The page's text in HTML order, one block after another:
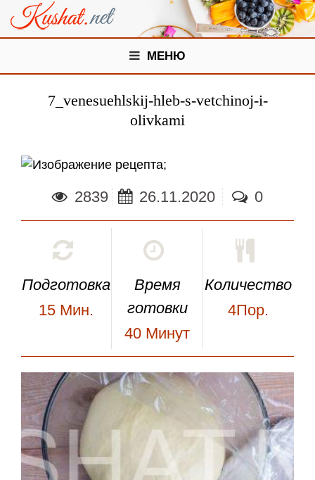
МЕНЮ
7_venesuehlskij-hleb-s-vetchinoj-i-
olivkami
;
2839 26.11.2020 0
Подготовка
15 Мин.
Время
готовки
40 Минут
Количество
4Пор.